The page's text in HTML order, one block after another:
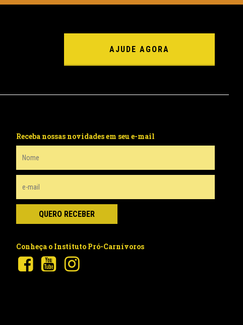
AJUDE AGORA
Receba nossas novidades em seu e-mail
Conheça o Instituto Pró-Carnívoros